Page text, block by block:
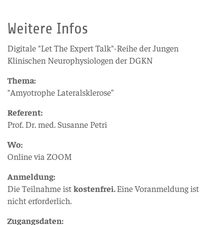
Weitere Infos
Digitale "Let The Expert Talk"-Reihe der Jungen
Klinischen Neurophysiologen der DGKN
Thema:
"Amyotrophe Lateralsklerose“
Referent:
Prof. Dr. med. Susanne Petri
Wo:
Online via ZOOM
Anmeldung:
Die Teilnahme istkostenfrei.Eine Voranmeldung ist
nicht erforderlich.
Zugangsdaten: